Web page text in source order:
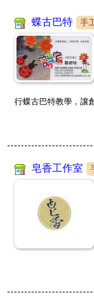
二份收入的你！
08/01 購物商城
促銷9折,每天刊登
一件起批,長期徽
08/01 購物商城
天上新品 😁ID
台中百坪實體廠
冠亦商行手工皂
額贈精油，快來
購物商城
天上新品 😁ID
07/31 購物商城
促銷9折,每天刊
蝶古巴特
手
行蝶古巴特教學，讓
皂香工作室